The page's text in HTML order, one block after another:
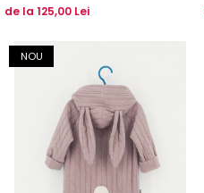
de la 125,00 Lei
NOU